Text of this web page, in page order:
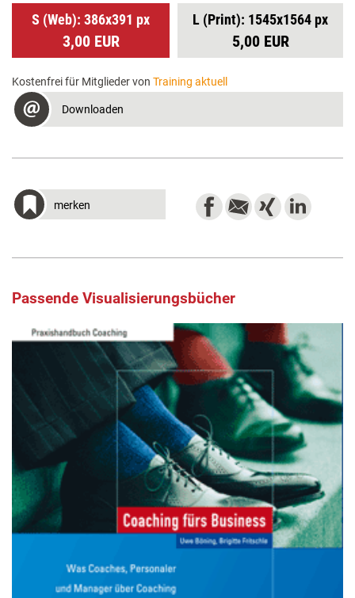
S (Web): 386x391 px
3,00 EUR
L (Print): 1545x1564 px
5,00 EUR
Kostenfrei für Mitglieder von Training aktuell
Downloaden
merken
Passende Visualisierungsbücher